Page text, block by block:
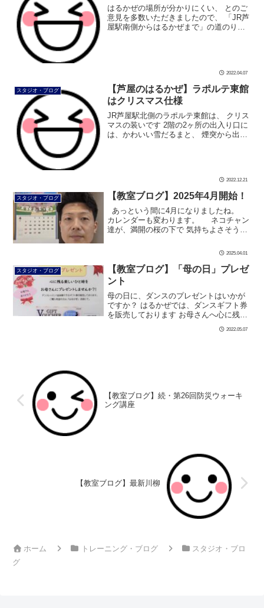
はるかぜの場所が分かりにくい、 とのご
意見を多数いただきましたので、 「JR芦
屋駅南側からはるかぜまで」の道のりを
2022.04.07
スタジオ・ブログ
【芦屋のはるかぜ】ラポルテ東館
はクリスマス仕様
JR芦屋駅北側のラポルテ東館は、 クリス
マスの装いです 2階の2ヶ所の出入り口に
は、かわいい雪だるまと、 煙突から出て
2022.12.21
スタジオ・ブログ 【教室ブログ】2025年4月開始！
あっという間に4月になりましたね。
カレンダーも変わります。 ネコチャン
達が、満開の桜の下で 気持ちよさそうに
2025.04.01
スタジオ・ブログ
【教室ブログ】「母の日」プレゼ
ント
母の日に、ダンスのプレゼントはいかが
ですか？ はるかぜでは、ダンスギフト券
を販売しております お母さんへ心に残る
店頭にてご用意しております。 有効期限
2022.05.07
【教室ブログ】続・第26回防災ウォーキ
ング講座
【教室ブログ】最新川柳
ホーム トレーニング・ブログ
スタジオ・ブロ
グ